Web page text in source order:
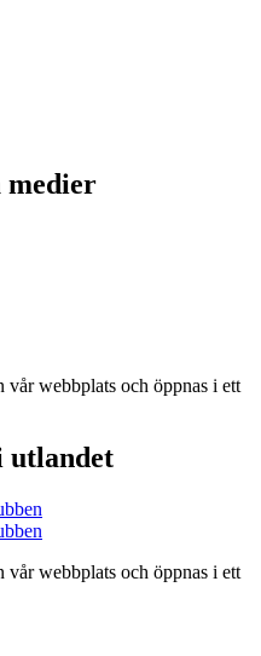
medier
webbplats och öppnas i ett
utlandet
webbplats och öppnas i ett